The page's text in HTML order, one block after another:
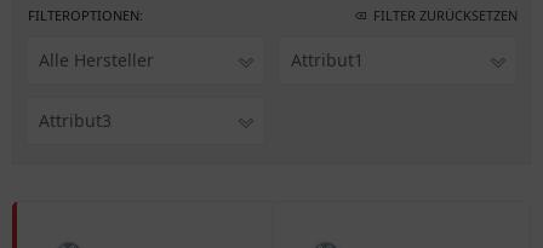
FILTEROPTIONEN: FILTER ZURÜCKSETZEN
Alle Hersteller Attribut1
Attribut3